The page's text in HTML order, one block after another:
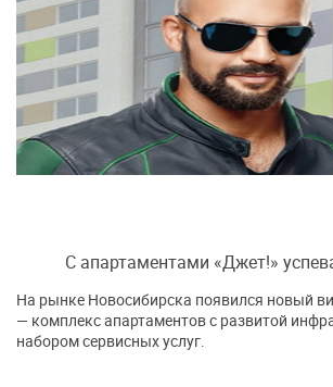
С апартаментами «Джет!»
На рынке Новосибирска появился новый
— комплекс апартаментов с развитой
набором сервисных услуг.